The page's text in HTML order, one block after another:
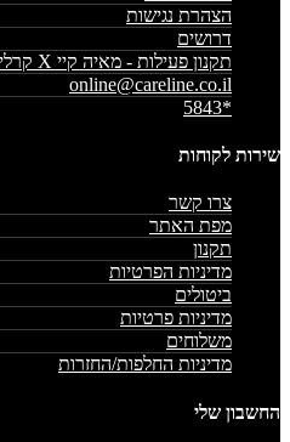
הצהרת נגישות
דרושים
תקנון פעילות - מאיה קיי X קרליין
online@careline.co.il
*5843
שירות לקוחות
צרו קשר
מפת האתר
תקנון
מדיניות הפרטיות
ביטולים
מדיניות פרטיות
משלוחים
מדיניות החלפות/החזרות
החשבון שלי